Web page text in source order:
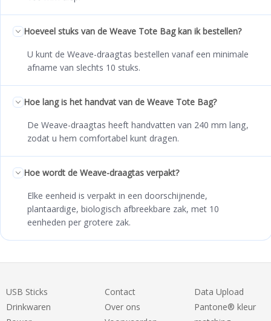
Hoeveel stuks van de Weave Tote Bag kan ik bestellen?
U kunt de Weave-draagtas bestellen vanaf een minimale
afname van slechts 10 stuks.
Hoe lang is het handvat van de Weave Tote Bag?
De Weave-draagtas heeft handvatten van 240 mm lang,
zodat u hem comfortabel kunt dragen.
Hoe wordt de Weave-draagtas verpakt?
Elke eenheid is verpakt in een doorschijnende,
plantaardige, biologisch afbreekbare zak, met 10
eenheden per grotere zak.
USB Sticks
Drinkwaren
Contact
Over ons
Data Upload
Pantone® kleur